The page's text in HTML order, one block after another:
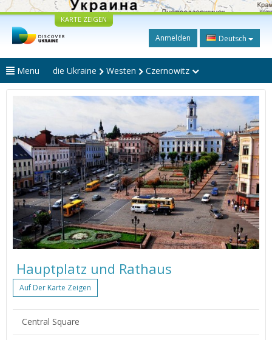
KARTE ZEIGEN
Anmelden Deutsch
Menu die Ukraine Westen Czernowitz
Hauptplatz und Rathaus
Auf Der Karte Zeigen
Central Square